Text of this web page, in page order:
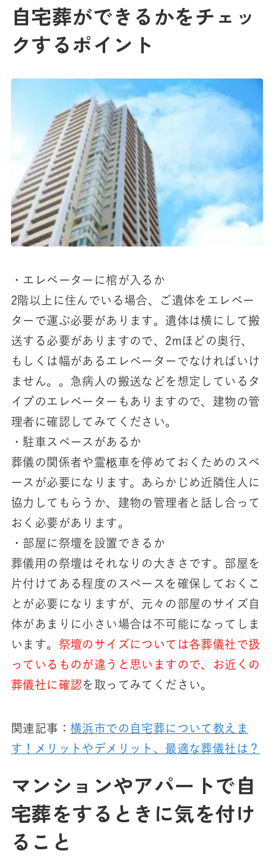
自宅葬ができるかをチェッ
クするポイント
・エレベーターに棺が入るか
2階以上に住んでいる場合、ご遺体をエレベー
ターで運ぶ必要があります。遺体は横にして搬
送する必要がありますので、2mほどの奥行、
もしくは幅があるエレベーターでなければいけ
ません。。急病人の搬送などを想定しているタ
イプのエレベーターもありますので、建物の管
理者に確認してみてください。
・駐車スペースがあるか
葬儀の関係者や霊柩車を停めておくためのスペ
ースが必要になります。あらかじめ近隣住人に
協力してもらうか、建物の管理者と話し合って
おく必要があります。
・部屋に祭壇を設置できるか
葬儀用の祭壇はそれなりの大きさです。部屋を
片付けてある程度のスペースを確保しておくこ
とが必要になりますが、元々の部屋のサイズ自
体があまりに小さい場合は不可能になってしま
います。 祭壇のサイズについては各葬儀社で扱
っているものが違うと思いますので、お近くの
葬儀社に確認を取ってみてください。
関連記事： 横浜市での自宅葬について教えま
す！メリットやデメリット、最適な葬儀社は？
マンションやアパートで自
宅葬をするときに気を付け
ること